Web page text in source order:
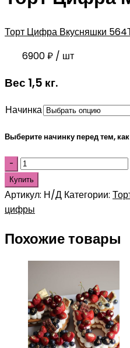
Торт Цифра Вкусняшки 564
6900₽ / шт
Вес 1,5 кг.
Начинка
Выберите начинку перед тем,
Купить
Артикул: Н/Д Категории:
цифры
Похожие товары